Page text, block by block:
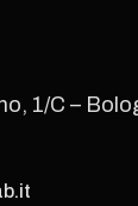
1/C –